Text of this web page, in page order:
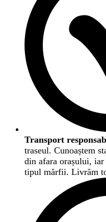
Transport
traseul. Cunoaștem
din afara orașului,
tipul mărfii. Livrăm